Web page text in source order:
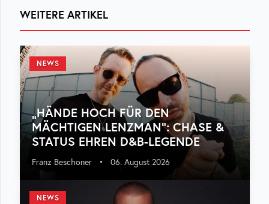
WEITERE ARTIKEL
NEWS
„HÄNDE HOCH FÜR DEN
MÄCHTIGEN LENZMAN“: CHASE &
STATUS EHREN D&B-LEGENDE
Franz Beschoner • 06. August 2026
NEWS